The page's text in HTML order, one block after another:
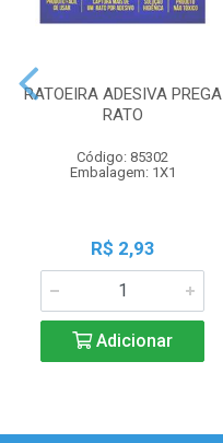
RATOEIRA ADESIVA PREGA
RATO
Código: 85302
Embalagem: 1X1
R$ 2,93
Adicionar